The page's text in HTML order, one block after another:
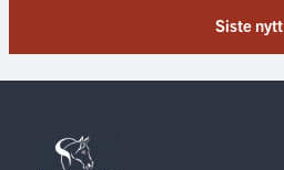
Siste nytt